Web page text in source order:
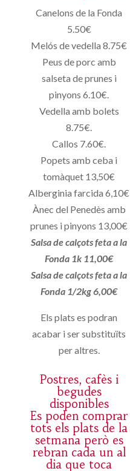
Canelons de la Fonda
5.50€
Melós de vedella 8.75€
Peus de porc amb
salseta de prunes i
pinyons 6.10€.
Vedella amb bolets
8.75€.
Callos 7.60€.
Popets amb ceba i
tomàquet 13,50€
Alberginia farcida 6,10€
Ànec del Penedès amb
prunes i pinyons 13,00€
Salsa de calçots feta a la
Fonda 1k 11,00€
Salsa de calçots feta a la
Fonda 1/2kg 6,00€
Els plats es podran
acabar i ser substituïts
per altres.
Postres, cafès i
begudes
disponibles
Es poden comprar
tots els plats de la
setmana però es
rebran cada un al
dia que toca